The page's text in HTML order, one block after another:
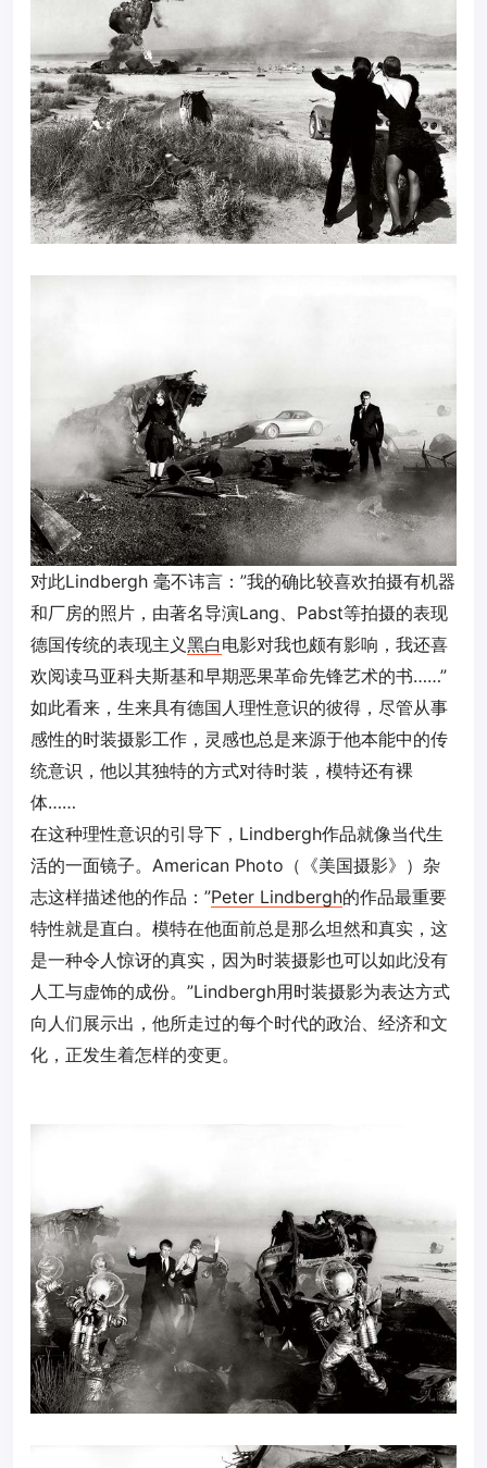
对此Lindbergh 毫不讳言：”我的确比较喜欢拍摄有机器
和厂房的照片，由著名导演Lang、Pabst等拍摄的表现
德国传统的表现主义黑白电影对我也颇有影响，我还喜
欢阅读马亚科夫斯基和早期恶果革命先锋艺术的书……”
如此看来，生来具有德国人理性意识的彼得，尽管从事
感性的时装摄影工作，灵感也总是来源于他本能中的传
统意识，他以其独特的方式对待时装，模特还有裸
体……
在这种理性意识的引导下，Lindbergh作品就像当代生
活的一面镜子。American Photo（《美国摄影》）杂
志这样描述他的作品：”Peter Lindbergh的作品最重要
特性就是直白。模特在他面前总是那么坦然和真实，这
是一种令人惊讶的真实，因为时装摄影也可以如此没有
人工与虚饰的成份。”Lindbergh用时装摄影为表达方式
向人们展示出，他所走过的每个时代的政治、经济和文
化，正发生着怎样的变更。